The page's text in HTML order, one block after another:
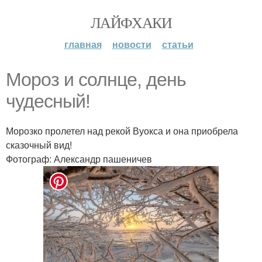
ЛАЙФХАКИ
главная новости статьи
Мороз и солнце, день
чудесный!
Морозко пролетел над рекой Вуокса и она приобрела
сказочный вид!
Фотограф: Александр пашеничев